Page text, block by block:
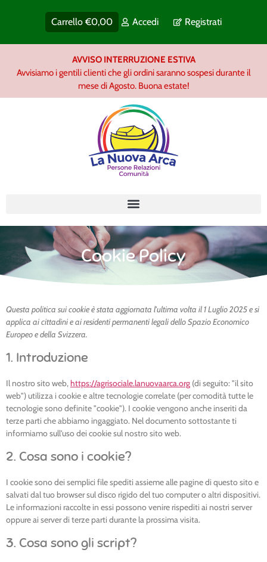
Carrello€0,00 Accedi Registrati
AVVISO INTERRUZIONE ESTIVA
Avvisiamo i gentili clienti che gli ordini saranno sospesi durante il
mese di Agosto. Buona estate!
Cookie Policy
Questa politica sui cookie è stata aggiornata l'ultima volta il 1 Luglio 2025 e si
applica ai cittadini e ai residenti permanenti legali dello Spazio Economico
Europeo e della Svizzera.
1. Introduzione
Il nostro sito web,https://agrisociale.lanuovaarca.org (di seguito: "il sito
web") utilizza i cookie e altre tecnologie correlate (per comodità tutte le
tecnologie sono definite "cookie"). I cookie vengono anche inseriti da
terze parti che abbiamo ingaggiato. Nel documento sottostante ti
informiamo sull'uso dei cookie sul nostro sito web.
2. Cosa sono i cookie?
I cookie sono dei semplici file spediti assieme alle pagine di questo sito e
salvati dal tuo browser sul disco rigido del tuo computer o altri dispositivi.
Le informazioni raccolte in essi possono venire rispediti ai nostri server
oppure ai server di terze parti durante la prossima visita.
3. Cosa sono gli script?